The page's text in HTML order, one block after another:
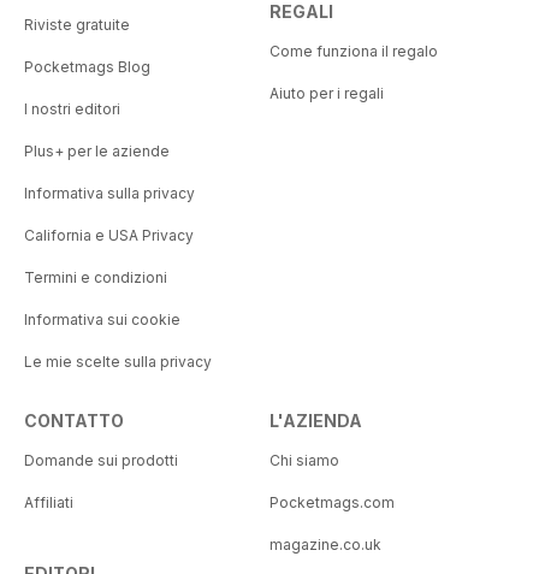
Riviste gratuite
Pocketmags Blog
I nostri editori
Plus+ per le aziende
Informativa sulla privacy
California e USA Privacy
Termini e condizioni
Informativa sui cookie
Le mie scelte sulla privacy
REGALI
Come funziona il regalo
Aiuto per i regali
CONTATTO
Domande sui prodotti
Affiliati
L'AZIENDA
Chi siamo
Pocketmags.com
magazine.co.uk